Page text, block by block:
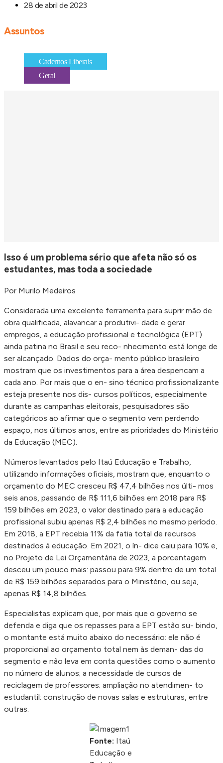
28 de abril de 2023
Assuntos
Cadernos Liberais
Geral
Isso é um problema sério que afeta não só os
estudantes, mas toda a sociedade
Por Murilo Medeiros
Considerada uma excelente ferramenta para suprir mão de
obra qualificada, alavancar a produtivi- dade e gerar
empregos, a educação profissional e tecnológica (EPT)
ainda patina no Brasil e seu reco- nhecimento está longe de
ser alcançado. Dados do orça- mento público brasileiro
mostram que os investimentos para a área despencam a
cada ano. Por mais que o en- sino técnico profissionalizante
esteja presente nos dis- cursos políticos, especialmente
durante as campanhas eleitorais, pesquisadores são
categóricos ao afirmar que o segmento vem perdendo
espaço, nos últimos anos, entre as prioridades do Ministério
da Educação (MEC).
Números levantados pelo Itaú Educação e Trabalho,
utilizando informações oficiais, mostram que, enquanto o
orçamento do MEC cresceu R$ 47,4 bilhões nos últi- mos
seis anos, passando de R$ 111,6 bilhões em 2018 para R$
159 bilhões em 2023, o valor destinado para a educação
profissional subiu apenas R$ 2,4 bilhões no mesmo período.
Em 2018, a EPT recebia 11% da fatia total de recursos
destinados à educação. Em 2021, o ín- dice caiu para 10% e,
no Projeto de Lei Orçamentária de 2023, a porcentagem
desceu um pouco mais: passou para 9% dentro de um total
de R$ 159 bilhões separados para o Ministério, ou seja,
apenas R$ 14,8 bilhões.
Especialistas explicam que, por mais que o governo se
defenda e diga que os repasses para a EPT estão su- bindo,
o montante está muito abaixo do necessário: ele não é
proporcional ao orçamento total nem às deman- das do
segmento e não leva em conta questões como o aumento
no número de alunos; a necessidade de cursos de
reciclagem de professores; ampliação no atendimen- to
estudantil; construção de novas salas e estruturas, entre
outras.
Fonte: Itaú
Educação e